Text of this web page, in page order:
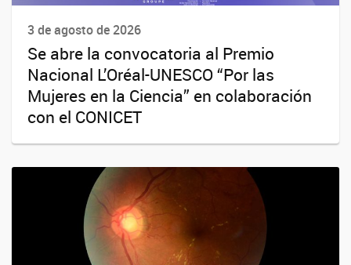
3 de agosto de 2026
Se abre la convocatoria al Premio
Nacional L’Oréal-UNESCO “Por las
Mujeres en la Ciencia” en colaboración
con el CONICET